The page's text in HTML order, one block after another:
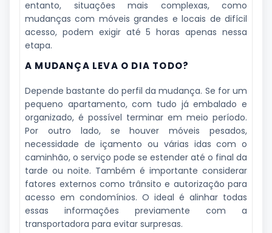
entanto, situações mais complexas, como
mudanças com móveis grandes e locais de difícil
acesso, podem exigir até 5 horas apenas nessa
etapa.
A MUDANÇA LEVA O DIA TODO?
Depende bastante do perfil da mudança. Se for um
pequeno apartamento, com tudo já embalado e
organizado, é possível terminar em meio período.
Por outro lado, se houver móveis pesados,
necessidade de içamento ou várias idas com o
caminhão, o serviço pode se estender até o final da
tarde ou noite. Também é importante considerar
fatores externos como trânsito e autorização para
acesso em condomínios. O ideal é alinhar todas
essas informações previamente com a
transportadora para evitar surpresas.